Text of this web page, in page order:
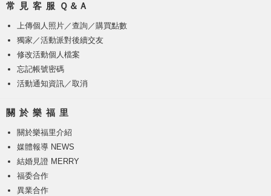
常 見 客 服 Ｑ＆Ａ
上傳個人照片／查詢／購買點數
獨家／活動派對後續交友
修改活動個人檔案
忘記帳號密碼
活動通知資訊／取消
關 於 樂 福 里
關於樂福里介紹
媒體報導 NEWS
結婚見證 MERRY
福委合作
異業合作